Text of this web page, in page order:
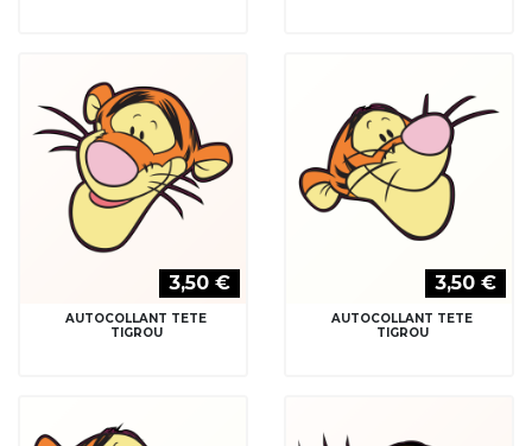
3,50 €
AUTOCOLLANT TETE
TIGROU
3,50 €
AUTOCOLLANT TETE
TIGROU